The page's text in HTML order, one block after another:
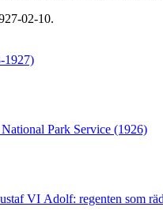
02-10.
1927)
Park Service (1926)
VI Adolf: regenten som